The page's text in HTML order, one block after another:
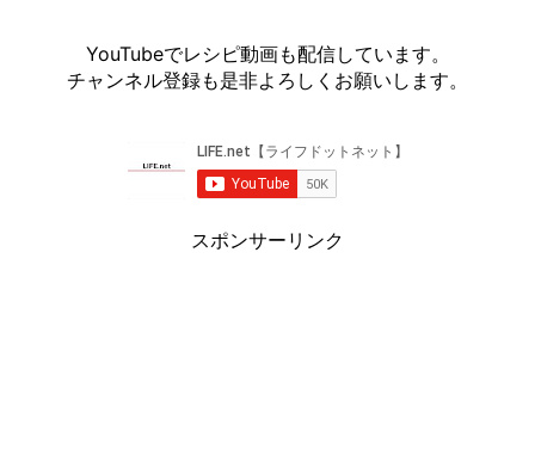
YouTubeでレシピ動画も配信しています。
チャンネル登録も是非よろしくお願いします。
スポンサーリンク